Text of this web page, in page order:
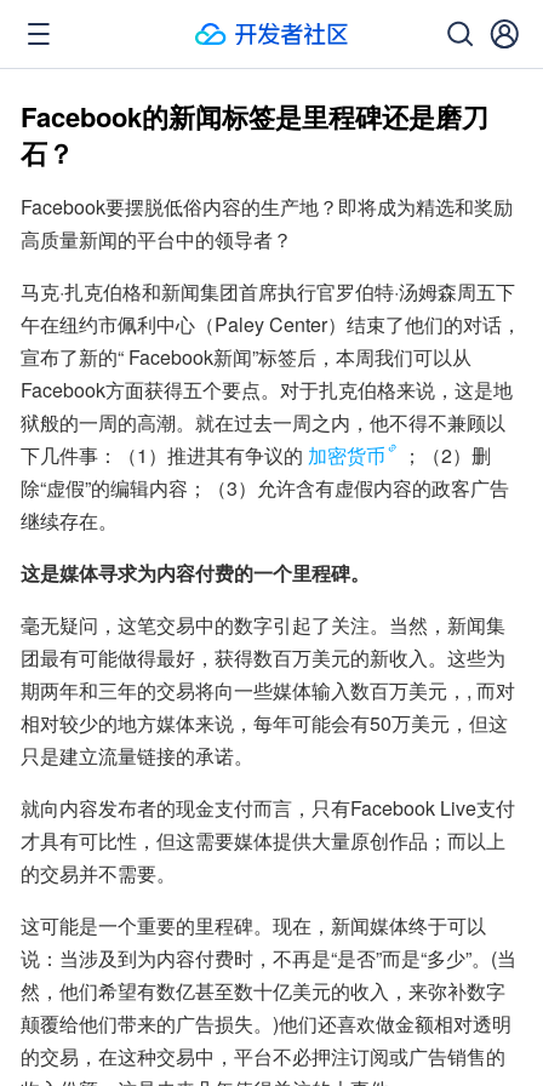
Facebook的新闻标签是里程碑还是磨刀
石？
Facebook要摆脱低俗内容的生产地？即将成为精选和奖励
高质量新闻的平台中的领导者？
马克·扎克伯格和新闻集团首席执行官罗伯特·汤姆森周五下
午在纽约市佩利中心（Paley Center）结束了他们的对话，
宣布了新的“ Facebook新闻”标签后，本周我们可以从
Facebook方面获得五个要点。对于扎克伯格来说，这是地
狱般的一周的高潮。就在过去一周之内，他不得不兼顾以
下几件事：（1）推进其有争议的 加密货币
；（2）删
除“虚假”的编辑内容；（3）允许含有虚假内容的政客广告
继续存在。
这是媒体寻求为内容付费的一个里程碑。
毫无疑问，这笔交易中的数字引起了关注。当然，新闻集
团最有可能做得最好，获得数百万美元的新收入。这些为
期两年和三年的交易将向一些媒体输入数百万美元，, 而对
相对较少的地方媒体来说，每年可能会有50万美元，但这
只是建立流量链接的承诺。
就向内容发布者的现金支付而言，只有Facebook Live支付
才具有可比性，但这需要媒体提供大量原创作品；而以上
的交易并不需要。
这可能是一个重要的里程碑。现在，新闻媒体终于可以
说：当涉及到为内容付费时，不再是“是否”而是“多少”。(当
然，他们希望有数亿甚至数十亿美元的收入，来弥补数字
颠覆给他们带来的广告损失。)他们还喜欢做金额相对透明
的交易，在这种交易中，平台不必押注订阅或广告销售的